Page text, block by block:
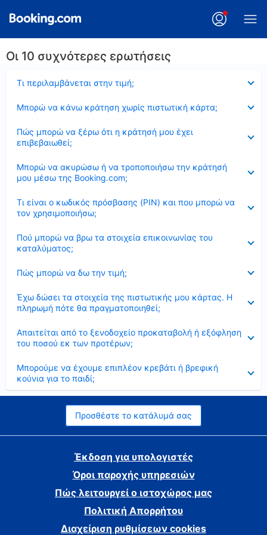
Οι 10 συχνότερες ερωτήσεις
Τι περιλαμβάνεται στην τιμή;
Μπορώ να κάνω κράτηση χωρίς πιστωτική κάρτα;
Πώς μπορώ να ξέρω ότι η κράτησή μου έχει
επιβεβαιωθεί;
Μπορώ να ακυρώσω ή να τροποποιήσω την κράτησή
μου μέσω της Booking.com;
Τι είναι ο κωδικός πρόσβασης (PIN) και που μπορώ να
τον χρησιμοποιήσω;
Πού μπορώ να βρω τα στοιχεία επικοινωνίας του
καταλύματος;
Πώς μπορώ να δω την τιμή;
Έχω δώσει τα στοιχεία της πιστωτικής μου κάρτας. Η
πληρωμή πότε θα πραγματοποιηθεί;
Απαιτείται από το ξενοδοχείο προκαταβολή ή εξόφληση
του ποσού εκ των προτέρων;
Μπορούμε να έχουμε επιπλέον κρεβάτι ή βρεφική
κούνια για το παιδί;
Προσθέστε το κατάλυμά σας
Έκδοση για υπολογιστές
Όροι παροχής υπηρεσιών
Πώς λειτουργεί ο ιστοχώρος μας
Πολιτική Απορρήτου
Διαχείριση ρυθμίσεων cookies